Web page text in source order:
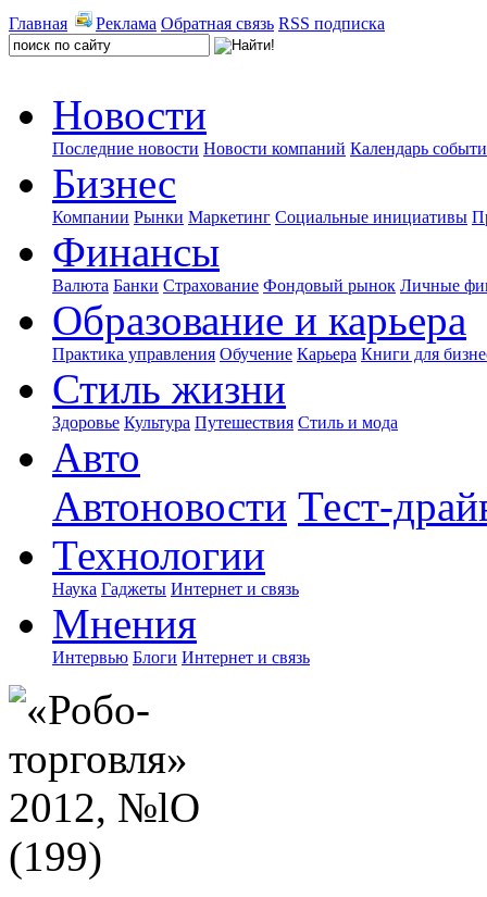
Главная Реклама Обратная связь RSS подписка
Новости
Последние новости Новости компаний Календарь
Бизнес
Компании Рынки Маркетинг Социальные инициативы
Финансы
Валюта Банки Страхование Фондовый рынок Личные
Образование и карьера
Практика управления Обучение Карьера Книги для
Стиль жизни
Здоровье Культура Путешествия Стиль и мода
Авто
Автоновости Тест-
Технологии
Наука Гаджеты Интернет и связь
Мнения
Интервью Блоги Интернет и связь